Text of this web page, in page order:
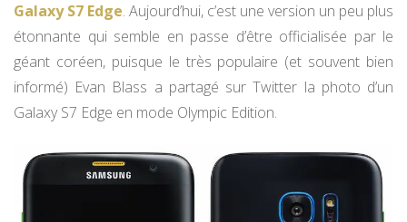
Galaxy S7 Edge. Aujourd’hui, c’est une version un peu plus
étonnante qui semble en passe d’être officialisée par le
géant coréen, puisque le très populaire (et souvent bien
informé) Evan Blass a partagé sur Twitter la photo d’un
Galaxy S7 Edge en mode Olympic Edition.